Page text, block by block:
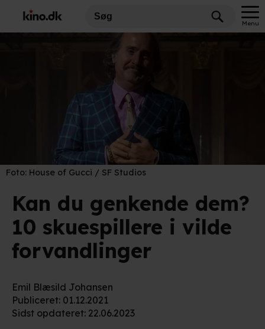
Menu
Foto: House of Gucci / SF Studios
Kan du genkende dem?
10 skuespillere i vilde
forvandlinger
Emil Blæsild Johansen
Publiceret: 01.12.2021
Sidst opdateret: 22.06.2023